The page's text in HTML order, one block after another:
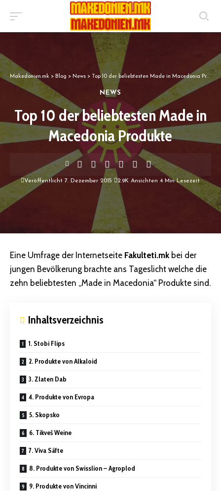
Makedonien.mk > Blog > News > Top 10 der beliebtesten Made in Macedonia Produkte
NEWS
Top 10 der beliebtesten Made in
Macedonia Produkte
Veröffentlicht 7. Dezember 2015 2.9K Ansichten 4 Min Lesezeit
Eine Umfrage der Internetseite Fakulteti.mk bei der
jungen Bevölkerung brachte ans Tageslicht welche die
zehn beliebtesten „Made in Macedonia“ Produkte sind.
Inhaltsverzeichnis
1. Stobi Flips
2. Produkte von Alkaloid
3. Zlaten Dab
4. Produkte von Evropa
5. Skopsko
6. Tikveš Weine
7. Viva Säfte
8. Produkte von Swisslion – Agroplod
9. Produkte von Vincinni